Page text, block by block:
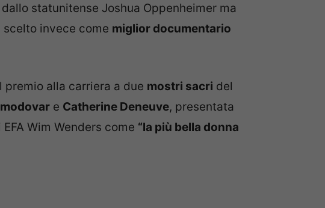
statunitense Joshua Oppenheimer ma
invece come miglior documentario
premio alla carriera a due mostri sacri del
e Catherine Deneuve, presentata
Wim Wenders come “la più bella donna